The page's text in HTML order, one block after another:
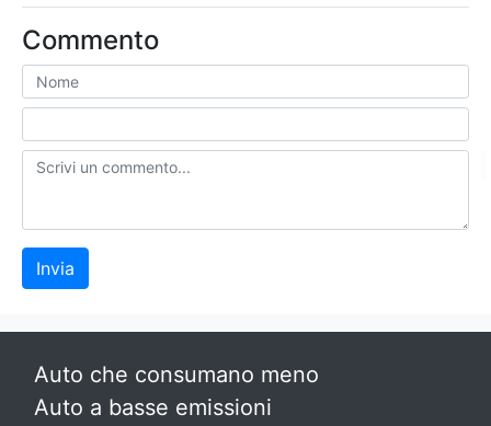
Commento
Invia
Auto che consumano meno
Auto a basse emissioni